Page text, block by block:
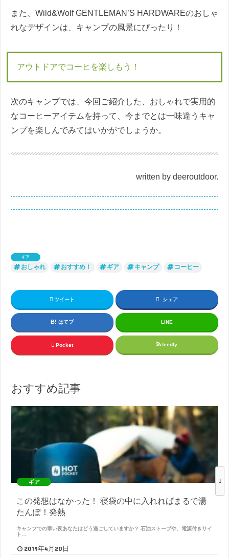
また、Wild&Wolf GENTLEMAN’S HARDWAREのおしゃ
れなデザインは、キャンプの風景にぴったり！
アウトドアでコーヒを楽しもう！
次のキャンプでは、今回ご紹介した、おしゃれで実用的
なコーヒーアイテムを持って、今までとは一味違うキャ
ンプを楽しんでみてはいかがでしょうか。
written by deeroutdoor.
ギア
おしゃれ おすすめ！ ギア キャンプ コーヒー
ツイート シェア
はてブ LINE
Pocket feedly
おすすめ記事
ギア
この発想はなかった！ 寝袋の中に入れればまるで湯
たんぽ！発熱
キャンプでの寒い夜あなたはどう過ごしていますか？ 石油ストーブや、電源付きサイ
ト…
2019年4月20日